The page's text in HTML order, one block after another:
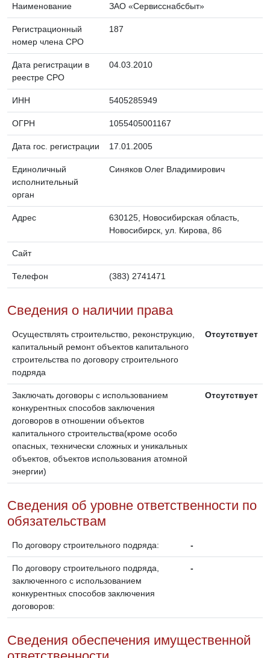
Наименование ЗАО «Сервисснабсбыт»
Регистрационный
номер члена СРО
187
Дата регистрации в
реестре СРО
04.03.2010
ИНН 5405285949
ОГРН 1055405001167
Дата гос. регистрации 17.01.2005
Единоличный
исполнительный
орган
Синяков Олег Владимирович
Адрес
630125, Новосибирская область,
Новосибирск, ул. Кирова, 86
Сайт
Телефон (383) 2741471
Сведения о наличии права
Осуществлять строительство, реконструкцию,
капитальный ремонт объектов капитального
строительства по договору строительного
подряда
Отсутствует
Заключать договоры с использованием
конкурентных способов заключения
договоров в отношении объектов
капитального строительства(кроме особо
опасных, технически сложных и уникальных
объектов, объектов использования атомной
энергии)
Отсутствует
Сведения об уровне ответственности по
обязательствам
По договору строительного подряда: -
По договору строительного подряда,
заключенного с использованием
конкурентных способов заключения
договоров:
-
Сведения обеспечения имущественной